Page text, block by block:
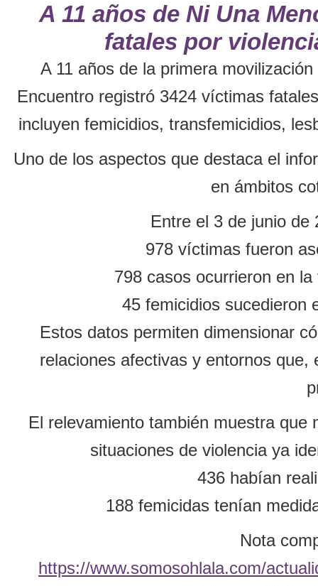
A 11 años de Ni Una
fatales por
A 11 años de la primera
Encuentro registró 3424 víctimas
incluyen femicidios, transfemicidios,
Uno de los aspectos que destaca el
en ámbitos
Entre el 3 de junio de
978 víctimas fueron
798 casos ocurrieron en
45 femicidios sucedieron
Estos datos permiten dimensionar
relaciones afectivas y entornos
El relevamiento también muestra
situaciones de violencia ya
436 habían
188 femicidas tenían
Nota
https://www.somosohlala.com/